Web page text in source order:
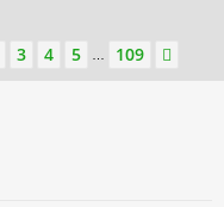
von 109
3 4 5 109